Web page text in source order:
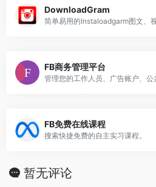
DownloadGram
简单易用的Instaloadgarm图文、
FB商务管理平台
管理您的工作人员、广告账户、公
FB免费在线课程
搜索快捷免费的自主实习课程。
暂无评论